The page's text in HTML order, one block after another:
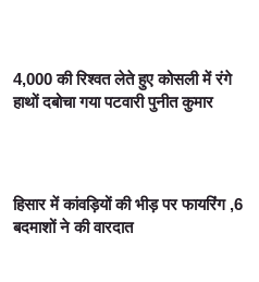
4,000 की रिश्वत लेते हुए कोसली में रंगे
हाथों दबोचा गया पटवारी पुनीत कुमार
हिसार में कांवड़ियों की भीड़ पर फायरिंग ,6
बदमाशों ने की वारदात